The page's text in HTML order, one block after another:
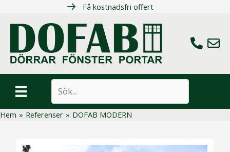
innehåll
Få kostnadsfri offert
Ring oss
Maila
Hem » Referenser » DOFAB MODERN